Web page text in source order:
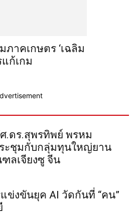
าคเกษตร ‘เฉลิม
ก้เกม
.ดร.สุพรทิพย์ พรหม
ระชุมกับกลุ่มทุนใหญ่ยาน
ลเจียงซู จีน
ข่งขันยุค AI วัดกันที่ “คน”